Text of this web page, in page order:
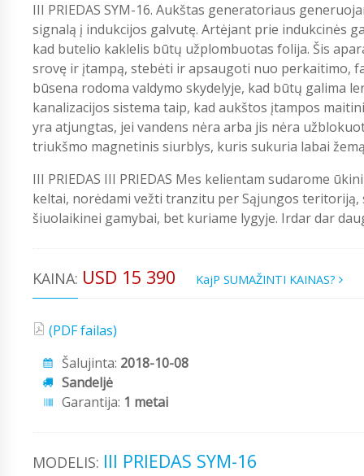
III PRIEDAS SYM-16. Aukštas generatoriaus
signalą į indukcijos galvutę. Artėjant prie indukcinės
kad butelio kaklelis būtų užplombuotas folija. Šis
srovę ir įtampą, stebėti ir apsaugoti nuo perkaitimo,
būsena rodoma valdymo skydelyje, kad būtų galima
kanalizacijos sistema taip, kad aukštos įtampos
yra atjungtas, jei vandens nėra arba jis nėra
triukšmo magnetinis siurblys, kuris sukuria labai
III PRIEDAS III PRIEDAS Mes kelientam sudarome
keltai, norėdami vežti tranzitu per Sąjungos
šiuolaikinei gamybai, bet kuriame lygyje. Irdar dar
KAINA: USD 15 390 KajP SUMAŽINTI KAINAS?
(PDF failas)
Šalujinta: 2018-10-08
Sandeljė
Garantija: 1 metai
MODELIS: III PRIEDAS SYM-16